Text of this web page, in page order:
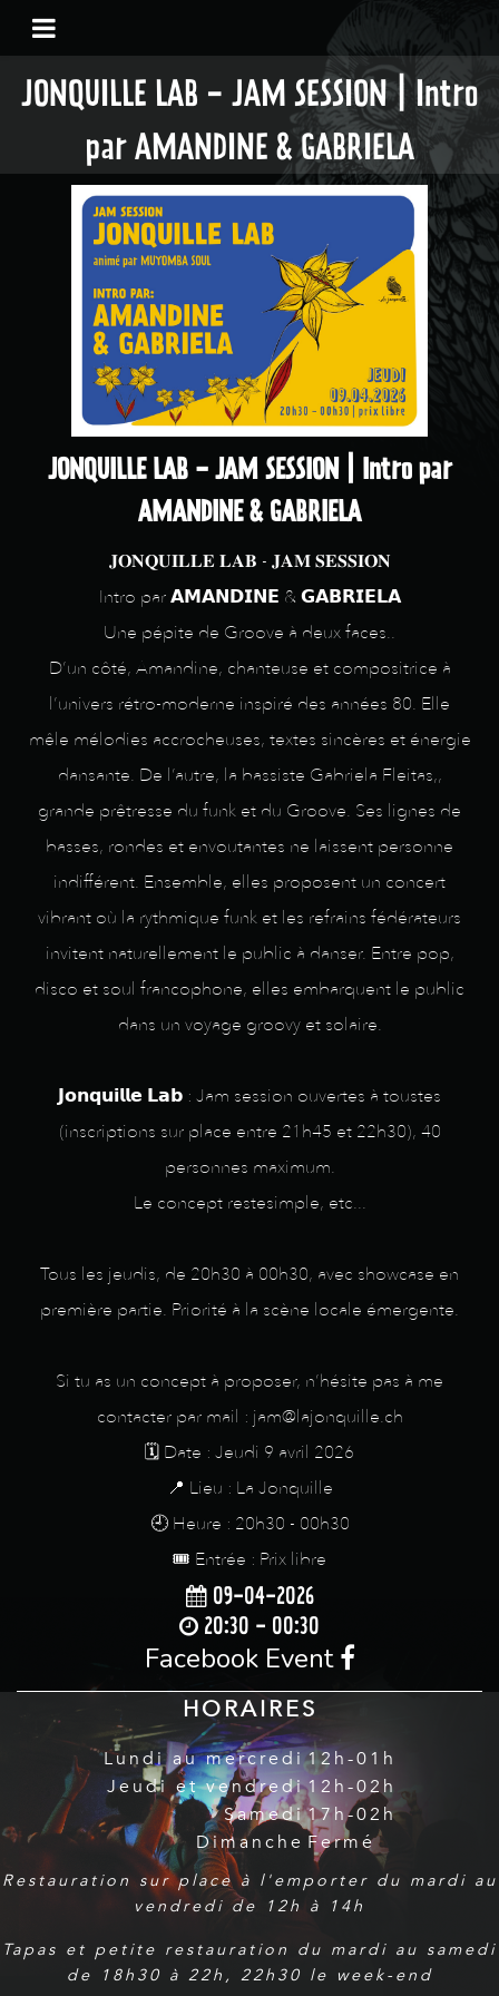
JONQUILLE LAB - JAM SESSION | Intro
par AMANDINE & GABRIELA
JONQUILLE LAB - JAM SESSION | Intro par
AMANDINE & GABRIELA
𝐉𝐎𝐍𝐐𝐔𝐈𝐋𝐋𝐄 𝐋𝐀𝐁 - 𝐉𝐀𝐌 𝐒𝐄𝐒𝐒𝐈𝐎𝐍
Intro par 𝗔𝗠𝗔𝗡𝗗𝗜𝗡𝗘 & 𝗚𝗔𝗕𝗥𝗜𝗘𝗟𝗔
Une pépite de Groove à deux faces..
D’un côté, Amandine, chanteuse et compositrice à
l’univers rétro-moderne inspiré des années 80. Elle
mêle mélodies accrocheuses, textes sincères et énergie
dansante. De l’autre, la bassiste Gabriela Fleitas,,
grande prêtresse du funk et du Groove. Ses lignes de
basses, rondes et envoutantes ne laissent personne
indifférent. Ensemble, elles proposent un concert
vibrant où la rythmique funk et les refrains fédérateurs
invitent naturellement le public à danser. Entre pop,
disco et soul francophone, elles embarquent le public
dans un voyage groovy et solaire.
𝗝𝗼𝗻𝗾𝘂𝗶𝗹𝗹𝗲 𝗟𝗮𝗯 : Jam session ouvertes à toustes
(inscriptions sur place entre 21h45 et 22h30), 40
personnes maximum.
Le concept restesimple, etc...
Tous les jeudis, de 20h30 à 00h30, avec showcase en
première partie. Priorité à la scène locale émergente.
Si tu as un concept à proposer, n’hésite pas à me
contacter par mail : jam@lajonquille.ch
🗓️ Date : Jeudi 9 avril 2026
📍 Lieu : La Jonquille
🕘 Heure : 20h30 - 00h30
🎟️ Entrée : Prix libre
09-04-2026
20:30 - 00:30
Facebook Event
HORAIRES
Lundi au mercredi
Jeudi et vendredi
Samedi
Dimanche
12h-01h
12h-02h
17h-02h
Fermé
Restauration sur place à l'emporter du mardi au
vendredi de 12h à 14h
Tapas et petite restauration du mardi au samedi
de 18h30 à 22h, 22h30 le week-end